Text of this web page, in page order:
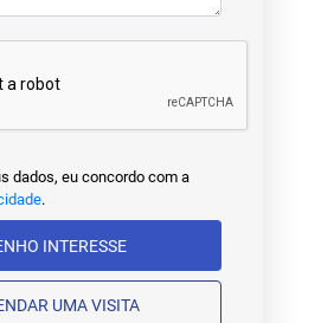
dados, eu concordo com a
.
TENHO INTERESSE
AGENDAR UMA VISITA